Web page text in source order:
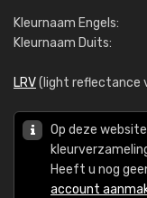
Kleurnaam Engels:
Kleurnaam Duits:
LRV(light reflectance
Op deze
Heeft u nog
account